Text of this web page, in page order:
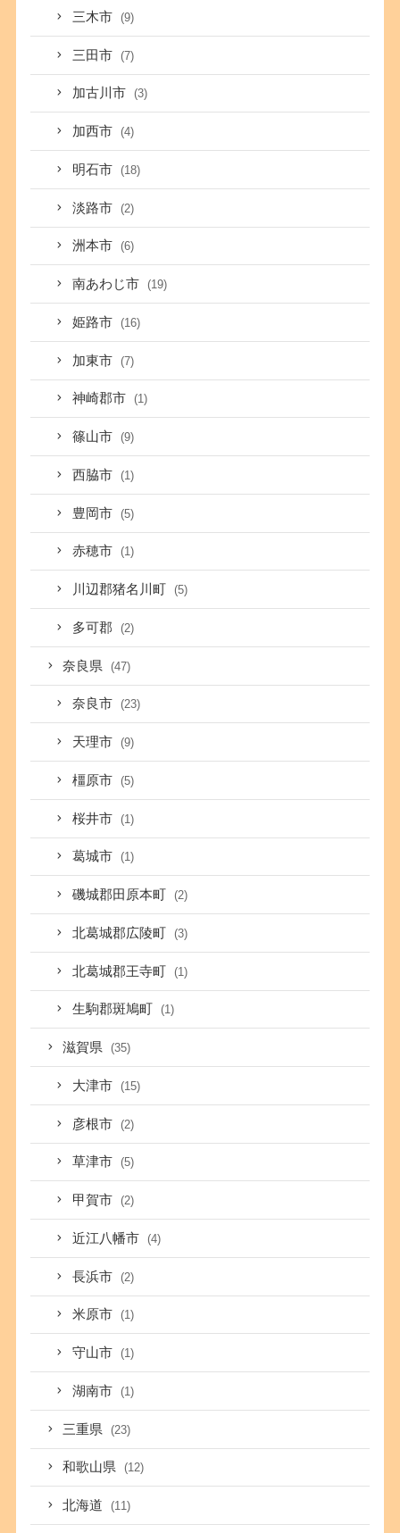
三木市 (9)
三田市 (7)
加古川市 (3)
加西市 (4)
明石市 (18)
淡路市 (2)
洲本市 (6)
南あわじ市 (19)
姫路市 (16)
加東市 (7)
神崎郡市 (1)
篠山市 (9)
西脇市 (1)
豊岡市 (5)
赤穂市 (1)
川辺郡猪名川町 (5)
多可郡 (2)
奈良県 (47)
奈良市 (23)
天理市 (9)
橿原市 (5)
桜井市 (1)
葛城市 (1)
磯城郡田原本町 (2)
北葛城郡広陵町 (3)
北葛城郡王寺町 (1)
生駒郡斑鳩町 (1)
滋賀県 (35)
大津市 (15)
彦根市 (2)
草津市 (5)
甲賀市 (2)
近江八幡市 (4)
長浜市 (2)
米原市 (1)
守山市 (1)
湖南市 (1)
三重県 (23)
和歌山県 (12)
北海道 (11)